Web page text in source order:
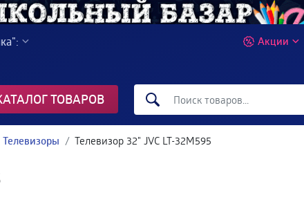
Акции
ТОВАРОВ
Телевизоры Телевизор 32" JVC LT-32M595